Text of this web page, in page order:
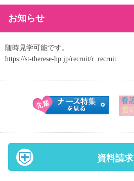
お知らせ
随時見学可能です。
https://st-therese-hp.jp/recruit/r_recruit
資料請求